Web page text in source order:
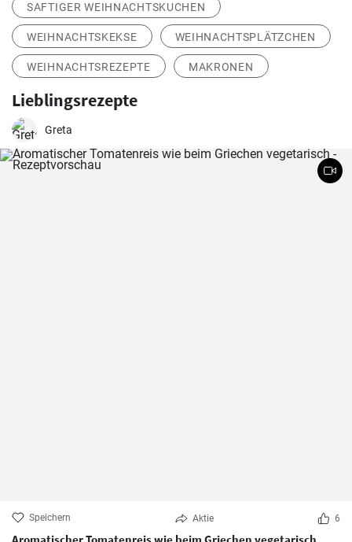
SAFTIGER WEIHNACHTSKUCHEN
WEIHNACHTSKEKSE WEIHNACHTSPLÄTZCHEN
WEIHNACHTSREZEPTE MAKRONEN
Lieblingsrezepte
Greta
Speichern Aktie 6